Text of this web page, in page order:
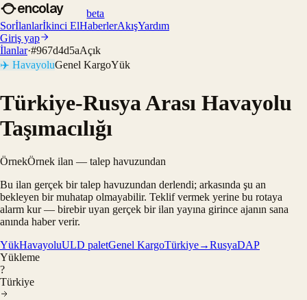
encolay
beta
Sorİlanlarİkinci ElHaberlerAkışYardım
Giriş yap
İlanlar·#967d4d5aAçık
✈️ HavayoluGenel KargoYük
Türkiye-Rusya Arası Havayolu
Taşımacılığı
ÖrnekÖrnek ilan — talep havuzundan
Bu ilan gerçek bir talep havuzundan derlendi; arkasında şu an
bekleyen bir muhatap olmayabilir. Teklif vermek yerine bu rotaya
alarm kur — birebir uyan gerçek bir ilan yayına girince ajanın sana
anında haber verir.
YükHavayoluULD paletGenel KargoTürkiye→RusyaDAP
Yükleme
?
Türkiye